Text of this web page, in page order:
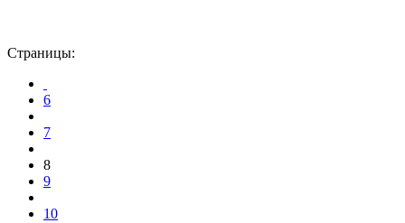
Страницы:
6
7
8
9
10